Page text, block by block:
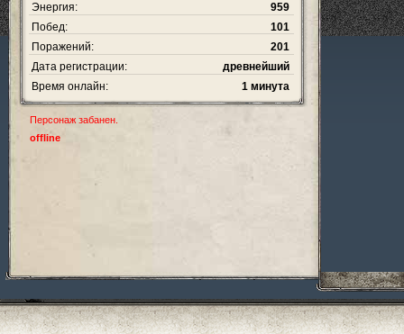
Энергия:
959
Побед:
101
Поражений:
201
Дата регистрации:
древнейший
Время онлайн:
1 минута
Персонаж забанен.
offline